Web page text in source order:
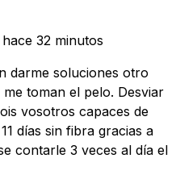
hace 32 minutos
darme soluciones otro
toman el pelo. Desviar
vosotros capaces de
días sin fibra gracias a
contarle 3 veces al día el